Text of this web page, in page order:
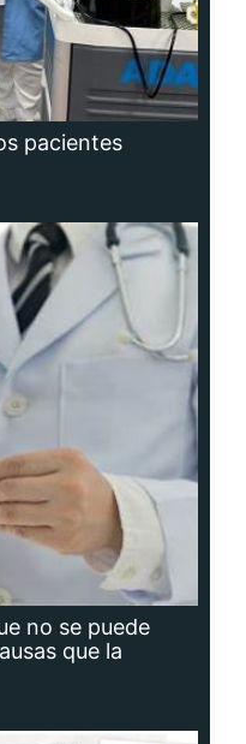
pacientes
no se puede
que la